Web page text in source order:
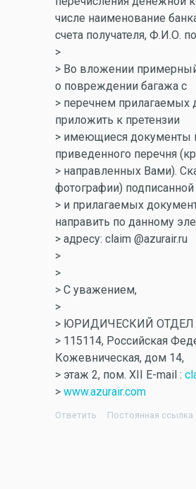
числе наименование
счета получателя, Ф.И.О.
>
> Во вложении
о повреждении багажа с
> перечнем
приложить к претензии
> имеющиеся документы
приведенного перечня
> направленных Вами).
фотографии) подписанной
> и прилагаемых
направить по данному
> адресу: claim @azurair.ru
>
>
> С уважением,
>
> ЮРИДИЧЕСКИЙ ОТДЕЛ
> 115114, Российская
Кожевническая, дом 14,
> этаж 2, пом. XII E-mail :
> www.azurair.com
Ответить Постоянная ссылка